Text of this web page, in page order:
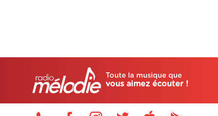
Toute la musique que
vous aimez écouter !